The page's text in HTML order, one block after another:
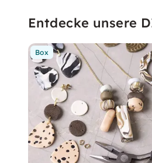
Entdecke unsere
Box